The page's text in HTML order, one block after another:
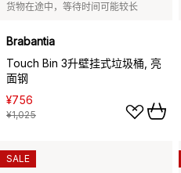
货物在途中，等待时间可能较长
Brabantia
Touch Bin 3升壁挂式垃圾桶, 亮
面钢
¥756
¥1,025
SALE